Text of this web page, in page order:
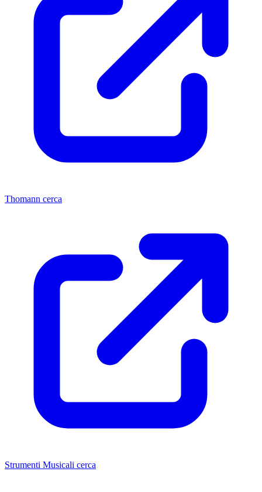
Thomann cerca
Strumenti Musicali cerca